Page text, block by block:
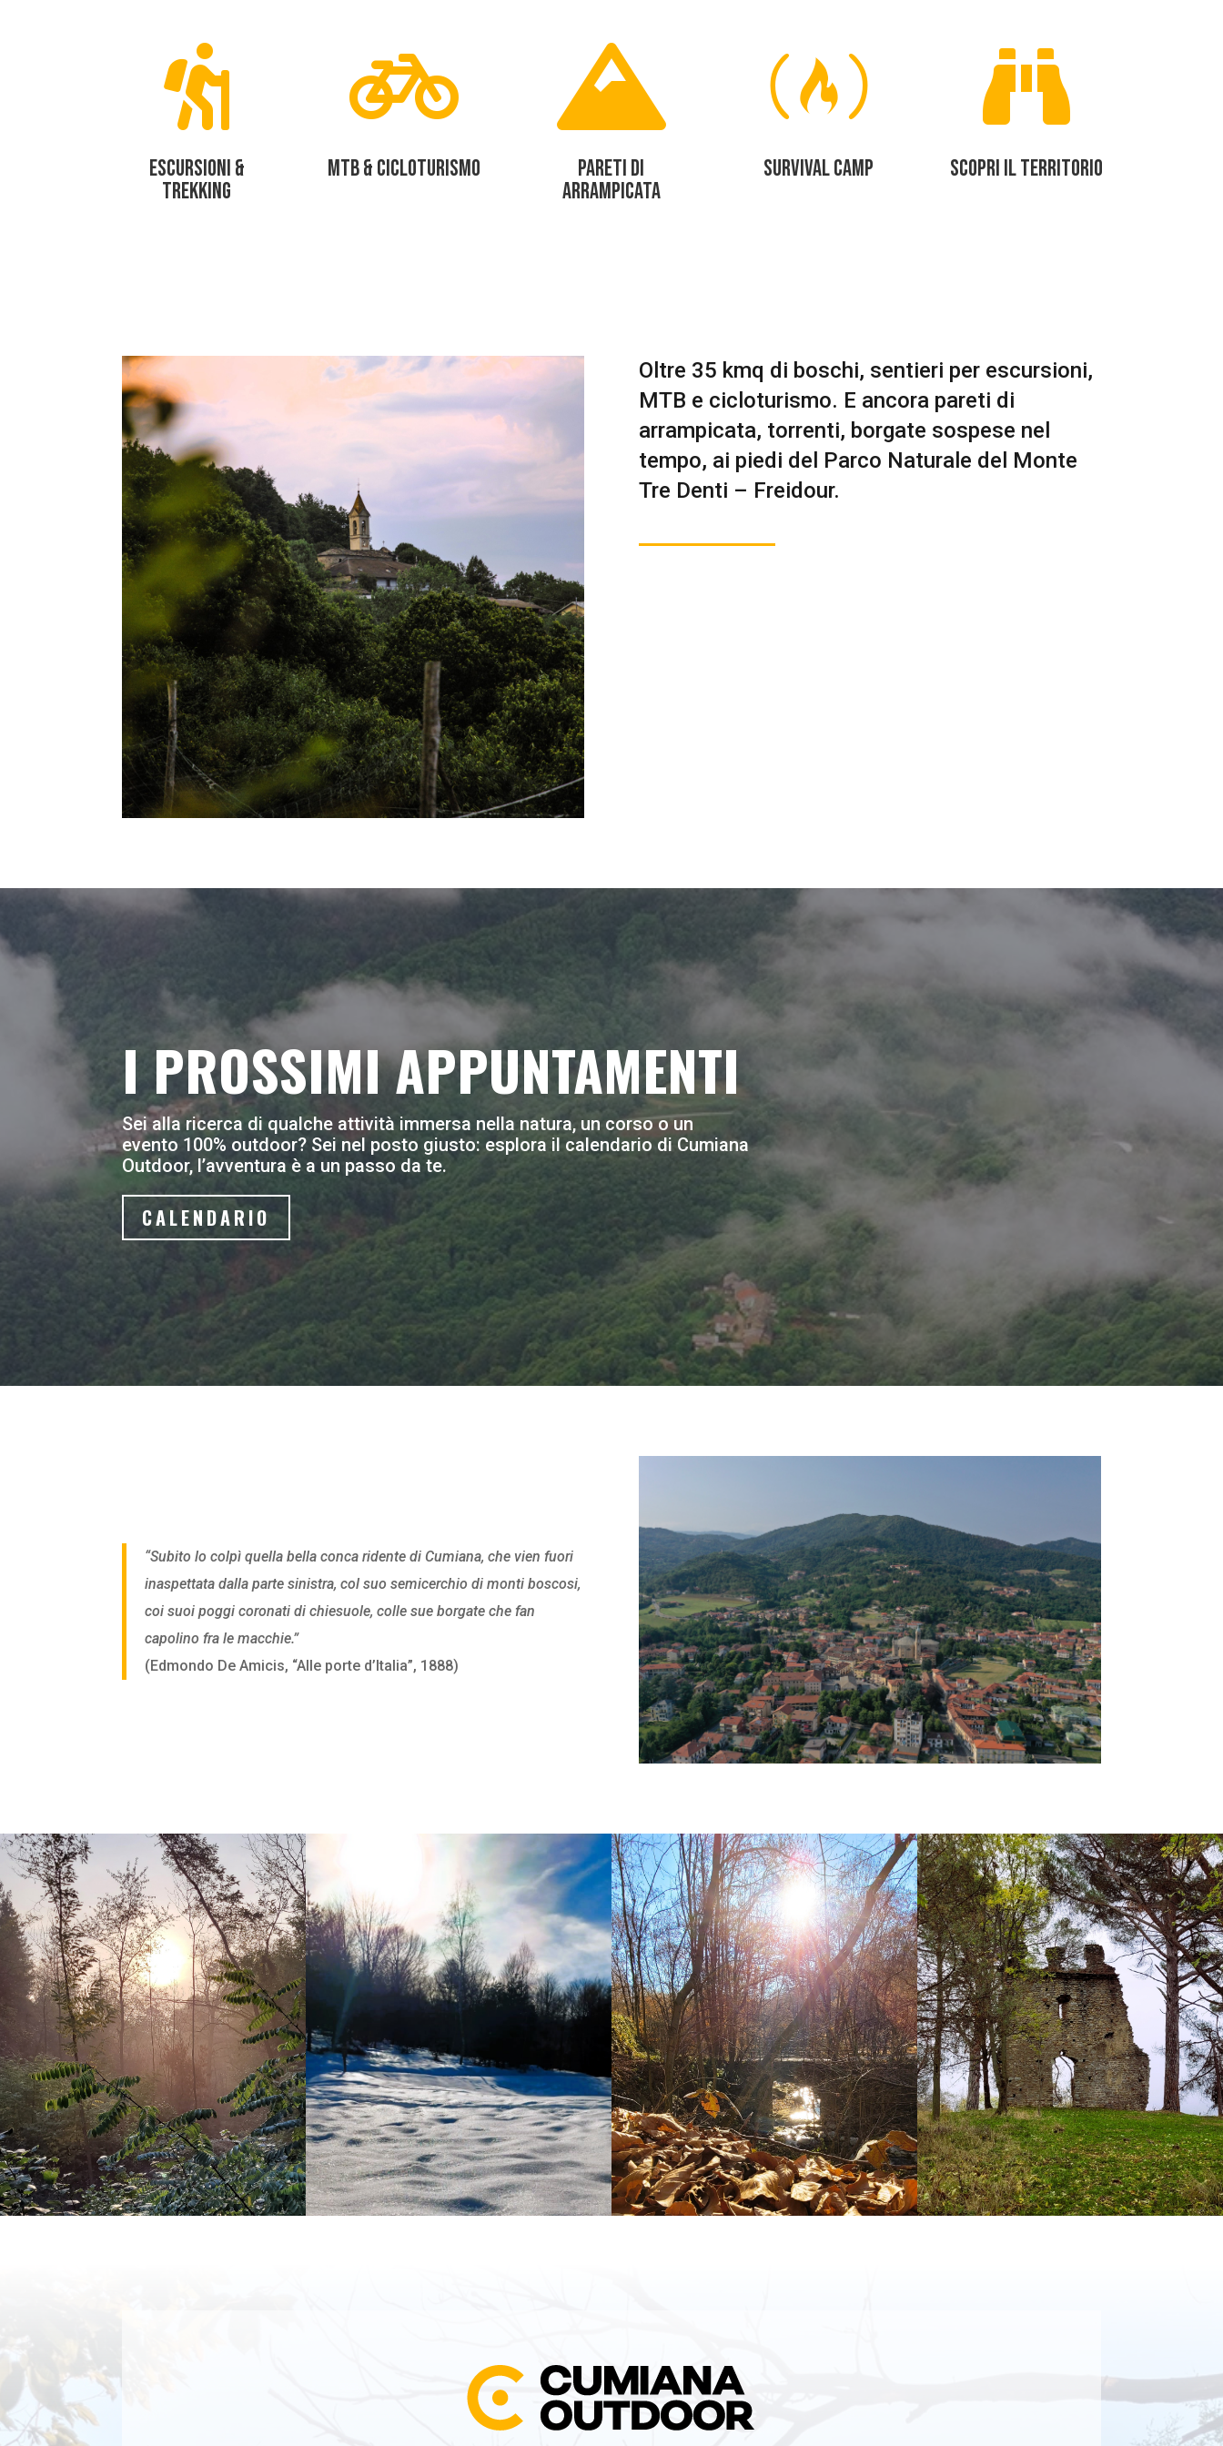

ESCURSIONI &
TREKKING

MTB & CICLOTURISMO

PARETI DI
ARRAMPICATA

SURVIVAL CAMP

SCOPRI IL TERRITORIO
Oltre 35 kmq di boschi, sentieri per escursioni,
MTB e cicloturismo. E ancora pareti di
arrampicata, torrenti, borgate sospese nel
tempo, ai piedi del Parco Naturale del Monte
Tre Denti – Freidour.
I PROSSIMI APPUNTAMENTI
Sei alla ricerca di qualche attività immersa nella natura, un corso o un
evento 100% outdoor? Sei nel posto giusto: esplora il calendario di Cumiana
Outdoor, l’avventura è a un passo da te.
CALENDARIO
“Subito lo colpì quella bella conca ridente di Cumiana, che vien fuori
inaspettata dalla parte sinistra, col suo semicerchio di monti boscosi,
coi suoi poggi coronati di chiesuole, colle sue borgate che fan
capolino fra le macchie.”
(Edmondo De Amicis, “Alle porte d’Italia”, 1888)